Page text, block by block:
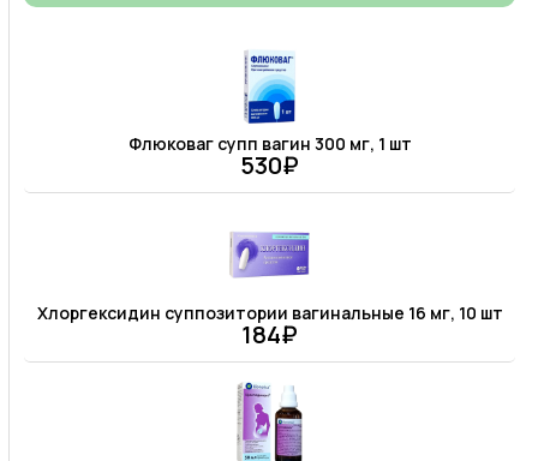
Флюковаг супп вагин 300 мг, 1 шт
530₽
Хлоргексидин суппозитории вагинальные 16 мг, 10 шт
184₽